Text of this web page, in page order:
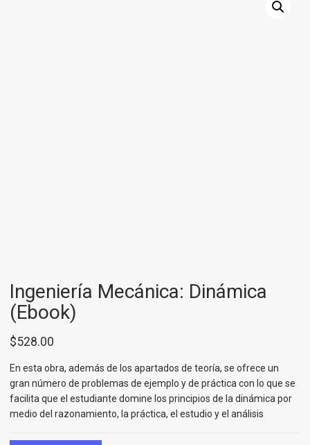
Ingeniería Mecánica: Dinámica
(Ebook)
$528.00
En esta obra, además de los apartados de teoría, se ofrece un
gran número de problemas de ejemplo y de práctica con lo que se
facilita que el estudiante domine los principios de la dinámica por
medio del razonamiento, la práctica, el estudio y el análisis